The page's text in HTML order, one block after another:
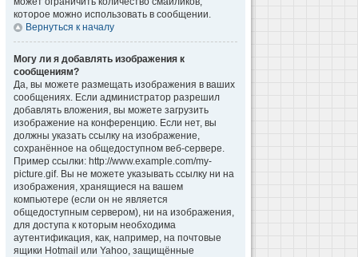
которое можно использовать в сообщении.
Вернуться к началу
Могу ли я добавлять изображения к
сообщениям?
Да, вы можете размещать изображения в ваших
сообщениях. Если администратор разрешил
добавлять вложения, вы можете загрузить
изображение на конференцию. Если нет, вы
должны указать ссылку на изображение,
сохранённое на общедоступном веб-сервере.
Пример ссылки: http://www.example.com/my-
picture.gif. Вы не можете указывать ссылку ни на
изображения, хранящиеся на вашем
компьютере (если он не является
общедоступным сервером), ни на изображения,
для доступа к которым необходима
аутентификация, как, например, на почтовые
ящики Hotmail или Yahoo, защищённые